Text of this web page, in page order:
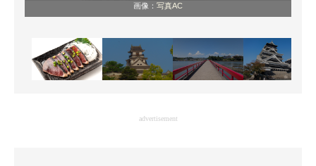
経営リーダーのコミュニティ
マーケ×ITの今がよく分かる
ITエンジニア向け専門サイト
画像： 写真AC
advertisement